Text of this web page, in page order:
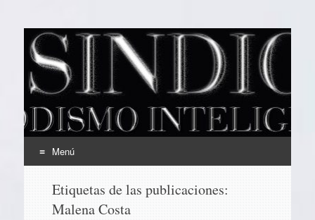
EL SINDICAL
Periodismo Inteligente
Menú
contenido
Etiquetas de las publicaciones:
Malena Costa